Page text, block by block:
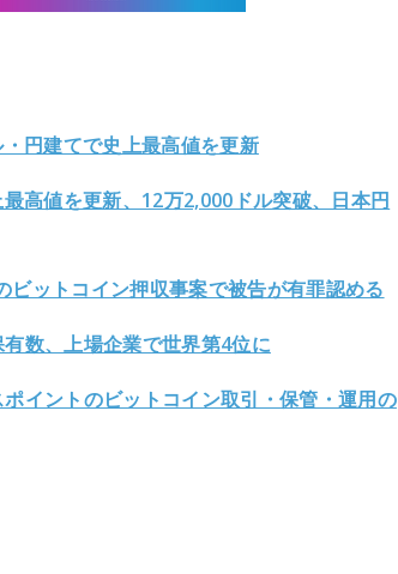
円建てで史上最高値を更新
高値を更新、12万2,000ドル突破、日本円
ビットコイン押収事案で被告が有罪認める
数、上場企業で世界第4位に
イントのビットコイン取引・保管・運用の